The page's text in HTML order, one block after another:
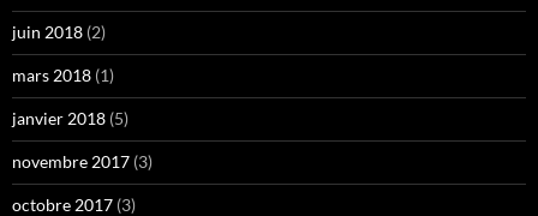
juin 2018 (2)
mars 2018 (1)
janvier 2018 (5)
novembre 2017 (3)
octobre 2017 (3)